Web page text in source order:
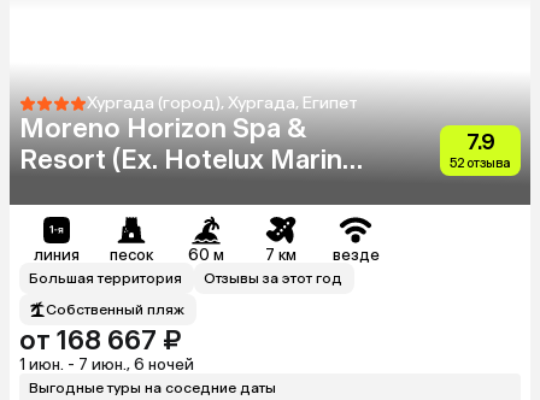
Хургада (город), Хургада, Египет
Moreno Horizon Spa &
Resort (Ex. Hotelux Marina
7.9
52 отзыва
линия песок 60 м 7 км везде
Большая территория
Отзывы за этот год
Собственный пляж
от 168 667 ₽
1 июн. - 7 июн., 6 ночей
Выгодные туры на соседние даты